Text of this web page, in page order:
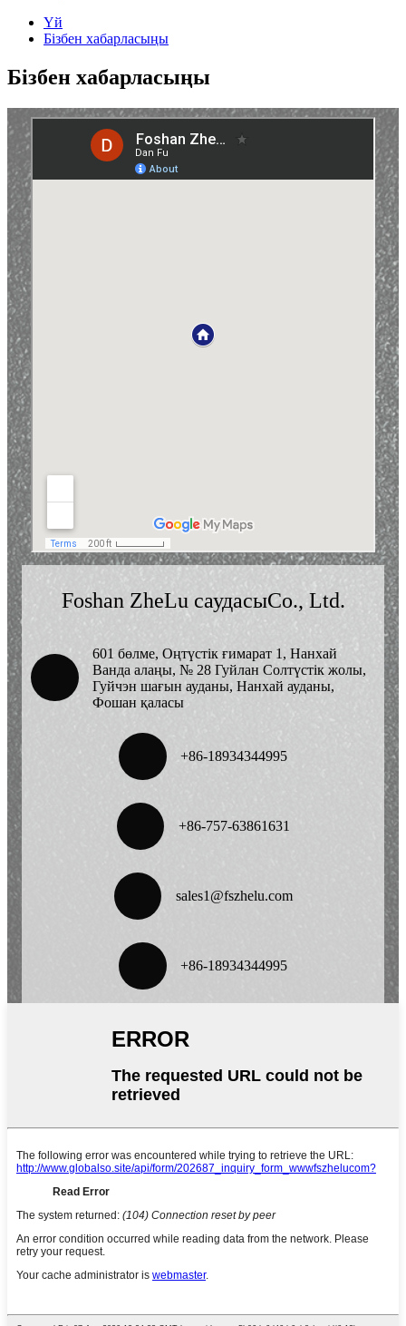
Үй
Бізбен хабарласыңы
Бізбен хабарласыңы
Foshan ZheLu саудасыCo., Ltd.
601 бөлме, Оңтүстік ғимарат 1, Нанхай
Ванда алаңы, № 28 Гуйлан Солтүстік жолы,
Гуйчэн шағын ауданы, Нанхай ауданы,
Фошан қаласы
+86-18934344995
+86-757-63861631
sales1@fszhelu.com
+86-18934344995